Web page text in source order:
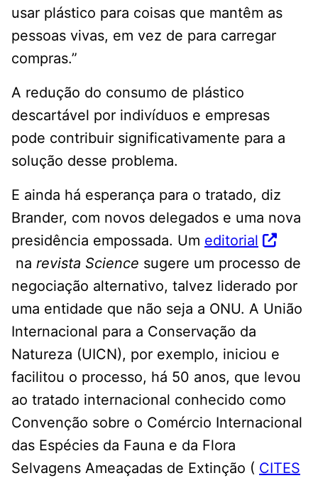
usar plástico para coisas que mantêm as
pessoas vivas, em vez de para carregar
compras.”
A redução do consumo de plástico
descartável por indivíduos e empresas
pode contribuir significativamente para a
solução desse problema.
E ainda há esperança para o tratado, diz
Brander, com novos delegados e uma nova
presidência empossada. Um editorial
na revista Science sugere um processo de
negociação alternativo, talvez liderado por
uma entidade que não seja a ONU. A União
Internacional para a Conservação da
Natureza (UICN), por exemplo, iniciou e
facilitou o processo, há 50 anos, que levou
ao tratado internacional conhecido como
Convenção sobre o Comércio Internacional
das Espécies da Fauna e da Flora
Selvagens Ameaçadas de Extinção ( CITES